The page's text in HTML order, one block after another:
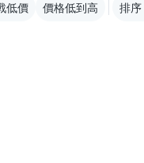
低價 價格低到高 排序